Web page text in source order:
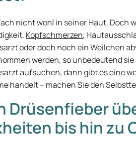
nicht wohl in seiner Haut. Doch
Kopfschmerzen,
oder doch noch ein Weilchen
werden, so unbedeutend
aufsuchen, dann gibt es eine
handelt – machen Sie den
Drüsenfieber
bis hin zu